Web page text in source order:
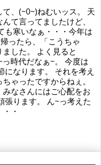
、(~0~)ねむいッス。 天
て言ってましたけど、
も寒いなぁ・・・今年は
ったら、「こうちゃ
した。 よく見ると
っ時代だなぁ~。 今度は
なります。 それを考え
ゃったですからねぇ。
なさんにはご心配をお
張ります。 ん~っ考えた
・